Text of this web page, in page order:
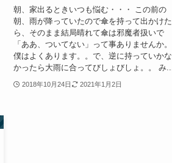
朝、家出るときいつも悩む・・・ この前の
朝、雨が降っていたので傘を持って出かけた
ら、そのまま結局晴れて傘は邪魔者扱いで
「ああ、ついてない」って事ありませんか。
僕はよくあります。。で、逆に持っていかな
かったら大雨に合ってびしょびしょ。。 み...
2018年10月24日 2021年1月2日